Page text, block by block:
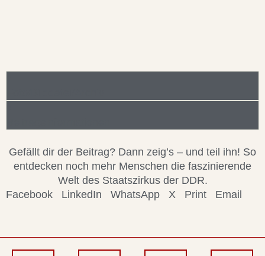
Gefällt dir der Beitrag? Dann zeig’s – und teil ihn! So
entdecken noch mehr Menschen die faszinierende
Welt des Staatszirkus der DDR.
Facebook
LinkedIn WhatsApp X Print Email